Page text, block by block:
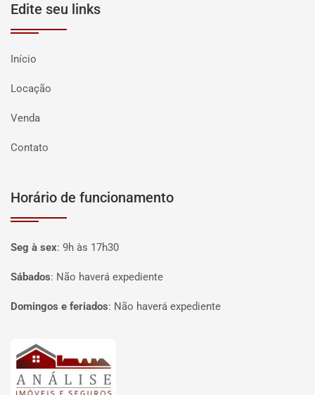
Edite seu links
Início
Locação
Venda
Contato
Horário de funcionamento
Seg à sex: 9h às 17h30
Sábados: Não haverá expediente
Domingos e feriados: Não haverá expediente
Página inicial